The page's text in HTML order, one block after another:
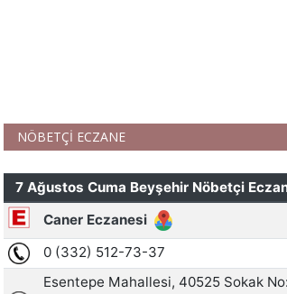
NÖBETÇİ ECZANE